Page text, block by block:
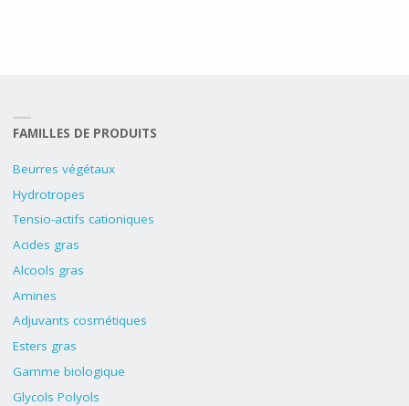
FAMILLES DE PRODUITS
Beurres végétaux
Hydrotropes
Tensio-actifs cationiques
Acides gras
Alcools gras
Amines
Adjuvants cosmétiques
Esters gras
Gamme biologique
Glycols Polyols